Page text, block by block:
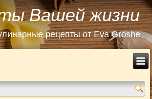
Вашей жизни
рецепты от Eva Groshe